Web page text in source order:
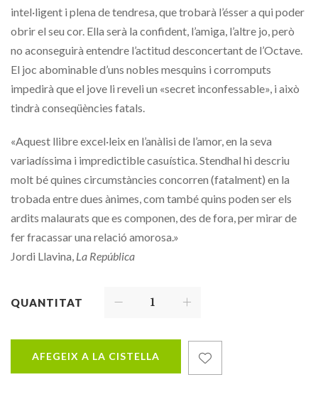
intel·ligent i plena de tendresa, que trobarà l’ésser a qui poder
obrir el seu cor. Ella serà la confident, l’amiga, l’altre jo, però
no aconseguirà entendre l’actitud desconcertant de l’Octave.
El joc abominable d’uns nobles mesquins i corromputs
impedirà que el jove li reveli un «secret inconfessable», i això
tindrà conseqüències fatals.
«Aquest llibre excel·leix en l’anàlisi de l’amor, en la seva
variadíssima i impredictible casuística. Stendhal hi descriu
molt bé quines circumstàncies concorren (fatalment) en la
trobada entre dues ànimes, com també quins poden ser els
ardits malaurats que es componen, des de fora, per mirar de
fer fracassar una relació amorosa.»
Jordi Llavina, La República
QUANTITAT
AFEGEIX A LA CISTELLA